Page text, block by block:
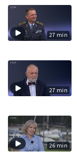
27 min
27 min
26 min